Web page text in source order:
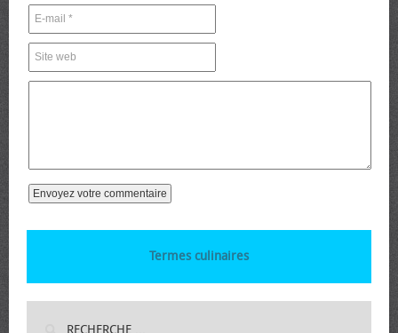
Termes culinaires